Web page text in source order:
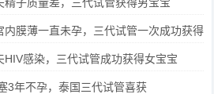
内膜薄一直未孕，三代试管一次成功获得
HIV感染，三代试管成功获得女宝宝
3年不孕，泰国三代试管喜获